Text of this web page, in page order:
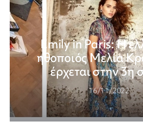
Emily in Paris: Η
ηθοποιός Μελία
έρχεται στην 3η
16/11/2022